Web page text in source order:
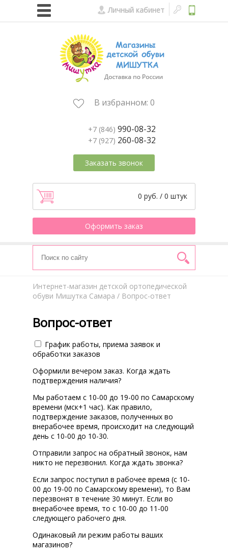
Личный кабинет
В избранном: 0
+7 (846) 990-08-32
+7 (927) 260-08-32
Заказать звонок
0 руб. / 0 штук
Оформить заказ
Интернет-магазин детской ортопедической
обуви Мишутка Самара / Вопрос-ответ
Вопрос-ответ
График работы, приема заявок и
обработки заказов
Оформили вечером заказ. Когда ждать
подтверждения наличия?
Мы работаем с 10-00 до 19-00 по Самарскому
времени (мск+1 час). Как правило,
подтверждение заказов, полученных во
внерабочее время, происходит на следующий
день с 10-00 до 10-30.
Отправили запрос на обратный звонок, нам
никто не перезвонил. Когда ждать звонка?
Если запрос поступил в рабочее время (с 10-
00 до 19-00 по Самарскому времени), то Вам
перезвонят в течение 30 минут. Если во
внерабочее время, то с 10-00 до 11-00
следующего рабочего дня.
Одинаковый ли режим работы ваших
магазинов?